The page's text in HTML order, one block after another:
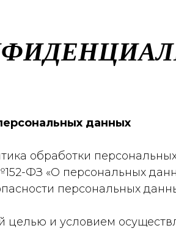
данных
обработки
ФЗ «О персональных
персональных
целью и условием